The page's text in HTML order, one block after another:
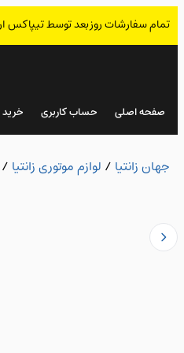
تمام سفارشات روز بعد توسط
صفحه اصلی حساب کاربری
جهان زانتیا / لوازم موتوری زانتیا /